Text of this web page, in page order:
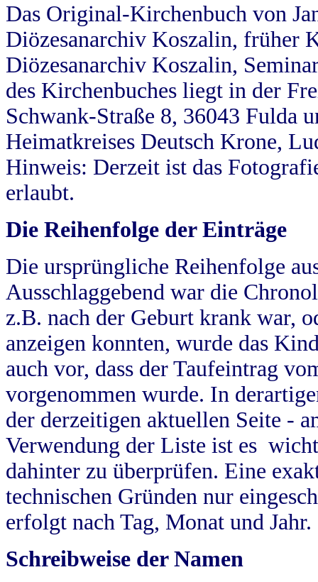
Das Original-Kirchenbuch von
Diözesanarchiv Koszalin, früher
Diözesanarchiv Koszalin,
des Kirchenbuches liegt in der
Schwank-Straße 8, 36043 Fulda
Heimatkreises Deutsch Krone,
Hinweis: Derzeit ist das
erlaubt.
Die Reihenfolge der Einträge
Die ursprüngliche Reihenfolge
Ausschlaggebend war die
z.B. nach der Geburt krank war,
anzeigen konnten, wurde das
auch vor, dass der Taufeintrag
vorgenommen wurde. In
der derzeitigen aktuellen Seite -
Verwendung der Liste ist es
dahinter zu überprüfen. Eine
technischen Gründen nur
erfolgt nach Tag, Monat und Jahr.
Schreibweise der Namen